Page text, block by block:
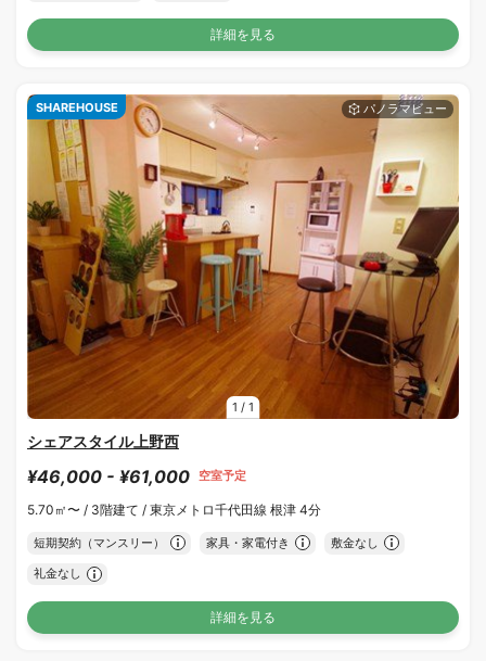
詳細を見る
1 / 1
SHAREHOUSE
シェアスタイル上野西
¥46,000 - ¥61,000 空室予定
5.70㎡〜 / 3階建て / 東京メトロ千代田線 根津 4分
短期契約（マンスリー） 家具・家電付き 敷金なし
礼金なし
詳細を見る